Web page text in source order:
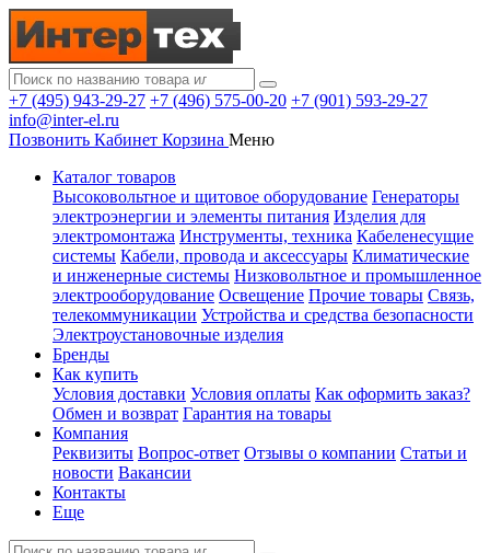
+7 (495) 943-29-27 +7 (496) 575-00-20 +7 (901) 593-29-27
info@inter-el.ru
Позвонить Кабинет Корзина Меню
Каталог товаров
Высоковольтное и щитовое оборудование Генераторы
электроэнергии и элементы питания Изделия для
электромонтажа Инструменты, техника Кабеленесущие
системы Кабели, провода и аксессуары Климатические
и инженерные системы Низковольтное и промышленное
электрооборудование Освещение Прочие товары Связь,
телекоммуникации Устройства и средства безопасности
Электроустановочные изделия
Бренды
Как купить
Условия доставки Условия оплаты Как оформить заказ?
Обмен и возврат Гарантия на товары
Компания
Реквизиты Вопрос-ответ Отзывы о компании Статьи и
новости Вакансии
Контакты
Еще